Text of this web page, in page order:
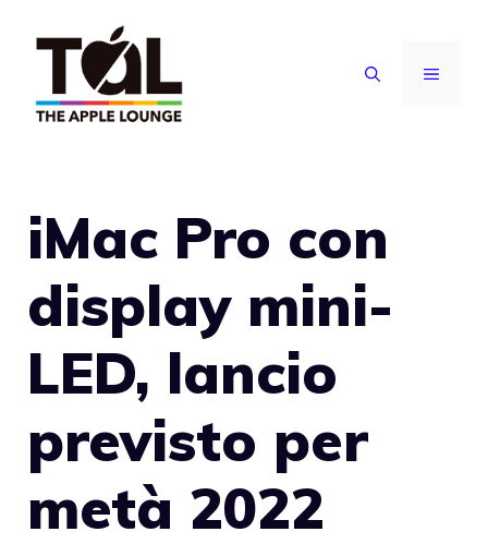
contenuto
MENU
iMac Pro con
display mini-
LED, lancio
previsto per
metà 2022